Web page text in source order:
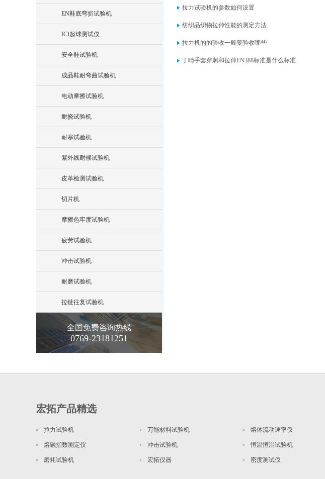
EN鞋底弯折试验机
ICI起球测试仪
安全鞋试验机
成品鞋耐弯曲试验机
电动摩擦试验机
耐挠试验机
耐寒试验机
紫外线耐候试验机
皮革检测试验机
切片机
摩擦色牢度试验机
疲劳试验机
冲击试验机
耐磨试验机
拉链往复试验机
全国免费咨询热线
0769-23181251
拉力试验机的参数如何设置
纺织品织物拉伸性能的测定方法
拉力机的的验收一般要验收哪些
丁晴手套穿刺和拉伸EN388标准是什么标准
宏拓产品精选
拉力试验机 万能材料试验机 熔体流动速率仪
熔融指数测定仪 冲击试验机 恒温恒湿试验机
磨耗试验机 宏拓仪器 密度测试仪